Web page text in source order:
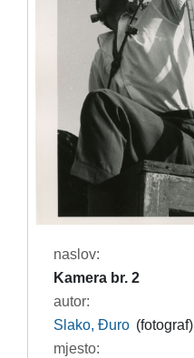
naslov:
Kamera br. 2
autor:
Slako, Đuro (fotograf)
mjesto: